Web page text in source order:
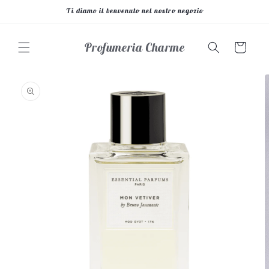
Ti diamo il benvenuto nel nostro negozio
Profumeria Charme Carrello
sul prodotto